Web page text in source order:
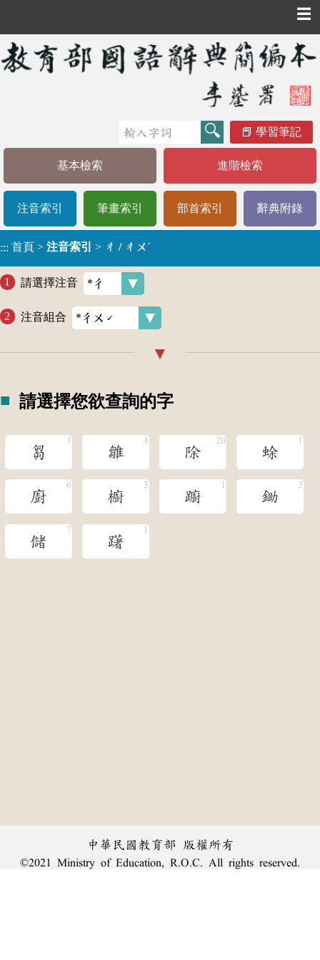
☰
學習筆記
基本檢索 進階檢索
注音索引 筆畫索引 部首索引 辭典附錄
::: 首頁 > 注音索引 > ㄔ / ㄔㄨˊ
請選擇注音
注音組合
請選擇您欲查詢的字
芻 雛 除 蜍
廚 櫥 躕 鋤
儲 躇
中華民國教育部 版權所有
©2021 Ministry of Education, R.O.C. All rights reserved.